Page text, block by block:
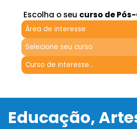
Escolha o seu curso de
Área de interesse
Selecione seu curso
Educação,